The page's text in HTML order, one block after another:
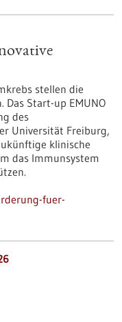
stellen die
Das Start-up EMUNO
des
Universität Freiburg,
klinische
das Immunsystem
fuer-